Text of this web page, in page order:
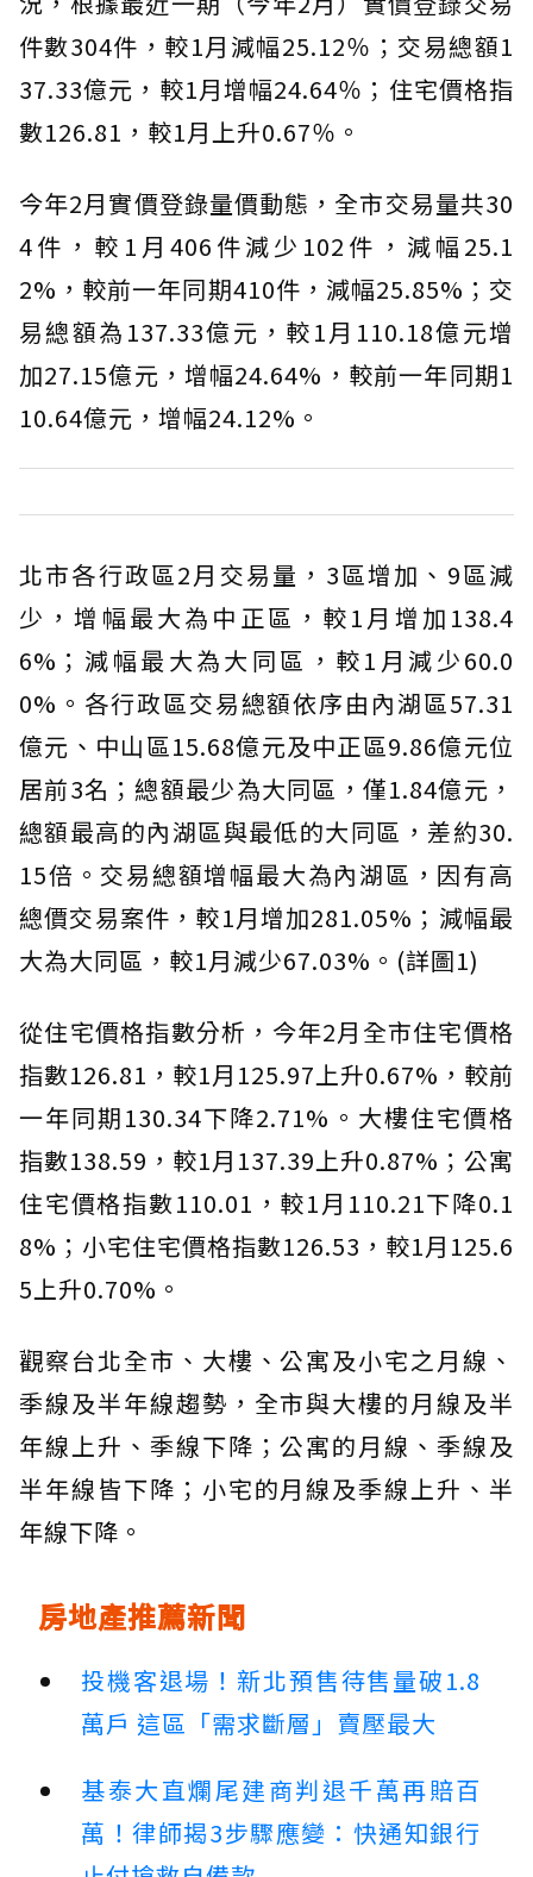
件數304件，較1月減幅25.12％；交易總額1
37.33億元，較1月增幅24.64％；住宅價格指
數126.81，較1月上升0.67％。
今年2月實價登錄量價動態，全市交易量共30
4件，較1月406件減少102件，減幅25.1
2%，較前一年同期410件，減幅25.85%；交
易總額為137.33億元，較1月110.18億元增
加27.15億元，增幅24.64%，較前一年同期1
10.64億元，增幅24.12%。
北市各行政區2月交易量，3區增加、9區減
少，增幅最大為中正區，較1月增加138.4
6%；減幅最大為大同區，較1月減少60.0
0%。各行政區交易總額依序由內湖區57.31
億元、中山區15.68億元及中正區9.86億元位
居前3名；總額最少為大同區，僅1.84億元，
總額最高的內湖區與最低的大同區，差約30.
15倍。交易總額增幅最大為內湖區，因有高
總價交易案件，較1月增加281.05%；減幅最
大為大同區，較1月減少67.03%。(詳圖1)
從住宅價格指數分析，今年2月全市住宅價格
指數126.81，較1月125.97上升0.67%，較前
一年同期130.34下降2.71%。大樓住宅價格
指數138.59，較1月137.39上升0.87%；公寓
住宅價格指數110.01，較1月110.21下降0.1
8%；小宅住宅價格指數126.53，較1月125.6
5上升0.70%。
觀察台北全市、大樓、公寓及小宅之月線、
季線及半年線趨勢，全市與大樓的月線及半
年線上升、季線下降；公寓的月線、季線及
半年線皆下降；小宅的月線及季線上升、半
年線下降。
房地產推薦新聞
投機客退場！新北預售待售量破1.8
萬戶 這區「需求斷層」賣壓最大
基泰大直爛尾建商判退千萬再賠百
萬！律師揭3步驟應變：快通知銀行